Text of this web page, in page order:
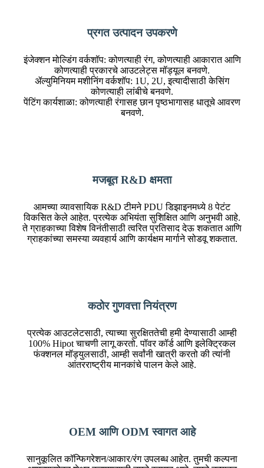
प्रगत उत्पादन उपकरणे
इंजेक्शन मोल्डिंग वर्कशॉप: कोणत्याही रंग, कोणत्याही आकारात आणि
कोणत्याही प्रकारचे आउटलेट्स मॉड्यूल बनवणे.
ॲल्युमिनियम मशीनिंग वर्कशॉप: 1U, 2U, इत्यादीसाठी केसिंग
कोणत्याही लांबीचे बनवणे.
पेंटिंग कार्यशाळा: कोणत्याही रंगासह छान पृष्ठभागासह धातूचे आवरण
बनवणे.
मजबूत R&D क्षमता
आमच्या व्यावसायिक R&D टीमने PDU डिझाइनमध्ये 8 पेटंट
विकसित केले आहेत. प्रत्येक अभियंता सुशिक्षित आणि अनुभवी आहे.
ते ग्राहकाच्या विशेष विनंतीसाठी त्वरित प्रतिसाद देऊ शकतात आणि
ग्राहकांच्या समस्या व्यवहार्य आणि कार्यक्षम मार्गाने सोडवू शकतात.
कठोर गुणवत्ता नियंत्रण
प्रत्येक आउटलेटसाठी, त्याच्या सुरक्षिततेची हमी देण्यासाठी आम्ही
100% Hipot चाचणी लागू करतो. पॉवर कॉर्ड आणि इलेक्ट्रिकल
फंक्शनल मॉड्युलसाठी, आम्ही सर्वांनी खात्री करतो की त्यांनी
आंतरराष्ट्रीय मानकांचे पालन केले आहे.
OEM आणि ODM स्वागत आहे
सानुकूलित कॉन्फिगरेशन/आकार/रंग उपलब्ध आहेत. तुमची कल्पना